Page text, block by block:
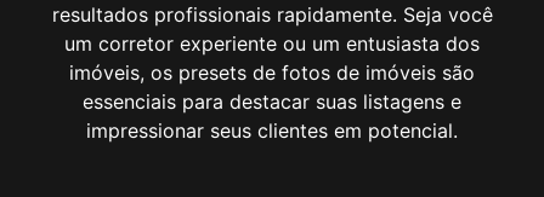
resultados profissionais rapidamente. Seja você
um corretor experiente ou um entusiasta dos
imóveis, os presets de fotos de imóveis são
essenciais para destacar suas listagens e
impressionar seus clientes em potencial.